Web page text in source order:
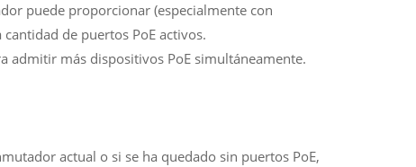
puede proporcionar (especialmente con
de puertos PoE activos.
admitir más dispositivos PoE simultáneamente.
actual o si se ha quedado sin puertos PoE,